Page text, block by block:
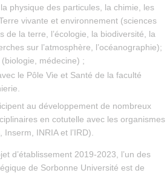
physique des particules, la chimie, les
vivante et environnement (sciences
de la terre, l’écologie, la biodiversité, la
sur l’atmosphère, l’océanographie);
médecine) ;
le Pôle Vie et Santé de la faculté
au développement de nombreux
en cotutelle avec les organismes
, Inserm, INRIA et l’IRD).
d’établissement 2019-2023, l’un des
de Sorbonne Université est de